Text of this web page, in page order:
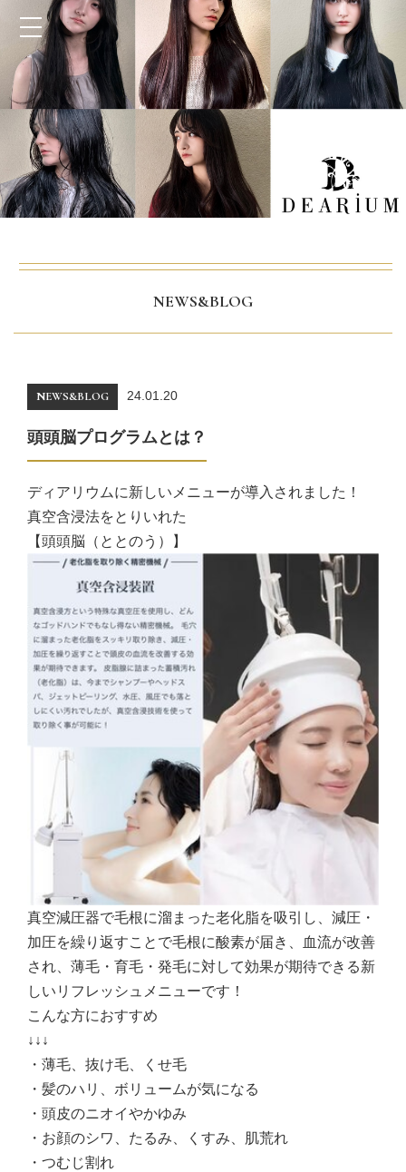
NEWS&BLOG
NEWS&BLOG 24.01.20
頭頭脳プログラムとは？
ディアリウムに新しいメニューが導入されました！
真空含浸法をとりいれた
【頭頭脳（ととのう）】
真空減圧器で毛根に溜まった老化脂を吸引し、減圧・
加圧を繰り返すことで毛根に酸素が届き、血流が改善
され、薄毛・育毛・発毛に対して効果が期待できる新
しいリフレッシュメニューです！
こんな方におすすめ
↓↓↓
・薄毛、抜け毛、くせ毛
・髪のハリ、ボリュームが気になる
・頭皮のニオイやかゆみ
・お顔のシワ、たるみ、くすみ、肌荒れ
・つむじ割れ